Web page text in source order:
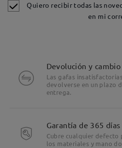
Quiero recibir todas las
en mi
Devolución y
Las gafas
devolverse en un plazo
entrega.
Garantía de 365 días
Cubre cualquier
los materiales y mano